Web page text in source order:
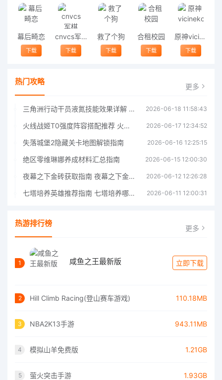
幕后畸恋
下载
cnvcs军棋
下载
救了个狗
下载
合租校园
下载
原神vicineko
下载
热门攻略 更多
三角洲行动干员液氮技能效果详解 三角洲行动干员液氮技能介绍 2026-06-18 11:58:43
火线战姬T0强度阵容搭配推荐 火线战姬T0强度阵容哪个好 2026-06-17 12:34:52
失落城堡2隐藏关卡地图解锁指南 2026-06-16 12:25:15
绝区零维琳娜养成材料汇总指南 2026-06-15 12:00:30
夜幕之下金砖获取指南 夜幕之下金砖获取方法 2026-06-12 12:26:28
七塔培养英雄推荐指南 七塔培养哪个英雄好 2026-06-11 12:00:31
热游排行榜 更多
1 咸鱼之王最新版 立即下载
2 Hill Climb Racing(登山赛车游戏) 110.18MB
3 NBA2K13手游 943.11MB
4 模拟山羊免费版 1.21GB
5 萤火突击手游 1.93GB